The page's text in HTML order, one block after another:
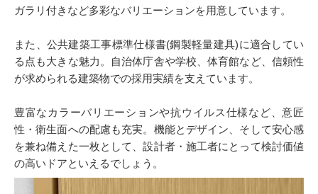
ガラリ付きなど多彩なバリエーションを用意しています。
また、公共建築工事標準仕様書(鋼製軽量建具)に適合してい
る点も大きな魅力。自治体庁舎や学校、体育館など、信頼性
が求められる建築物での採用実績を支えています。
豊富なカラーバリエーションや抗ウイルス仕様など、意匠
性・衛生面への配慮も充実。機能とデザイン、そして安心感
を兼ね備えた一枚として、設計者・施工者にとって検討価値
の高いドアといえるでしょう。